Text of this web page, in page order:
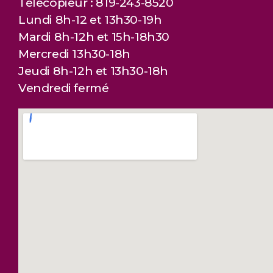
Lundi 8h-12 et 13h30-19h
Mardi 8h-12h et 15h-18h30
Mercredi 13h30-18h
Jeudi 8h-12h et 13h30-18h
Vendredi fermé